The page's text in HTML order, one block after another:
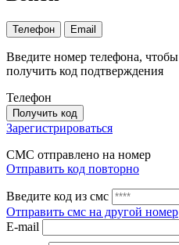
Телефон Email
Введите номер телефона, чтобы
получить код подтверждения
Телефон
Получить код
Зарегистрироваться
СМС отправлено на номер
Отправить код повторно
Введите код из смс
Отправить смс на другой номер
Е-mail